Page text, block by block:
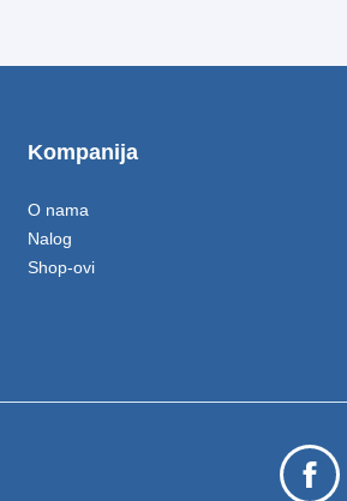
Kompanija
O nama
Nalog
Shop-ovi